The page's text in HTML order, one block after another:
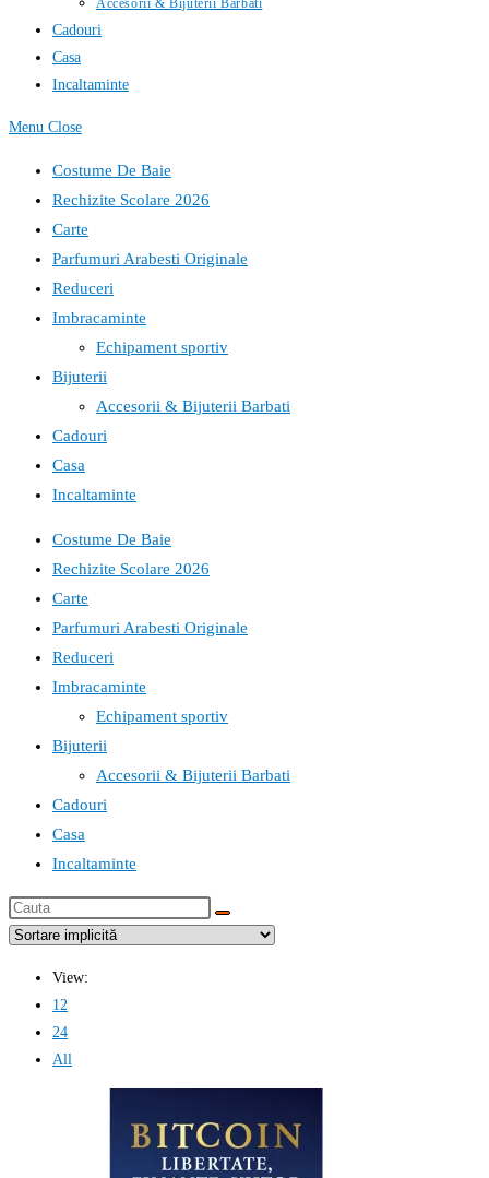
Accesorii & Bijuterii Barbati
Cadouri
Casa
Incaltaminte
Menu Close
Costume De Baie
Rechizite Scolare 2026
Carte
Parfumuri Arabesti Originale
Reduceri
Imbracaminte
Echipament sportiv
Bijuterii
Accesorii & Bijuterii Barbati
Cadouri
Casa
Incaltaminte
Costume De Baie
Rechizite Scolare 2026
Carte
Parfumuri Arabesti Originale
Reduceri
Imbracaminte
Echipament sportiv
Bijuterii
Accesorii & Bijuterii Barbati
Cadouri
Casa
Incaltaminte
Cauta
this
View:
12
24
All